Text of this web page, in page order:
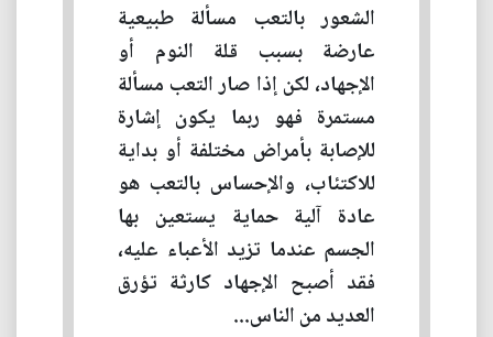
الشعور بالتعب مسألة طبيعية
عارضة بسبب قلة النوم أو
الإجهاد، لكن إذا صار التعب مسألة
مستمرة فهو ربما يكون إشارة
للإصابة بأمراض مختلفة أو بداية
للاكتئاب، والإحساس بالتعب هو
عادة آلية حماية يستعين بها
الجسم عندما تزيد الأعباء عليه،
فقد أصبح الإجهاد كارثة تؤرق
العديد من الناس...